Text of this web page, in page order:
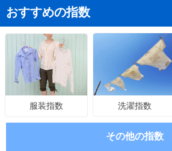
おすすめの指数
服装指数 洗濯指数
その他の指数